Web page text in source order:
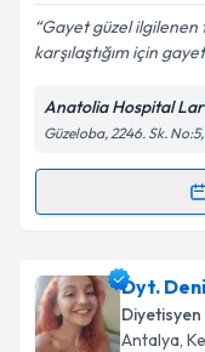
Kişisel
Metni'ni
kapsamda
Gayet güzel ilgilenen
karşılaştığım için
Anatolia Hospital
Güzeloba, 2246. Sk.
Randevu
Dyt. İrem
oluşturun. Size
takvim
Dyt.
Diyetisyen
Antalya,